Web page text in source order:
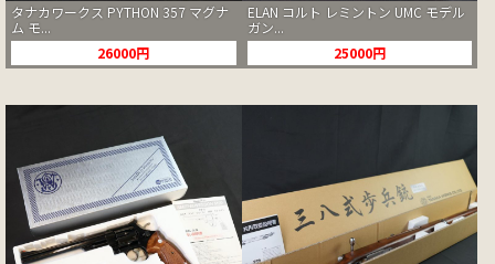
タナカワークス PYTHON 357 マグナ
ム モ...
26000円
ELAN コルト レミントン UMC モデル
ガン...
25000円